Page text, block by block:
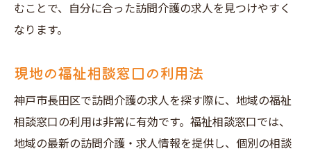
自己分析を通じて希望を明確にする
将来のキャリアプランを立てる
ワークライフバランスを重視する
見学時に確認したい職場環境
むことで、自分に合った訪問介護の求人を見つけやすく
なります。
現地の福祉相談窓口の利用法
神戸市長田区で訪問介護の求人を探す際に、地域の福祉
相談窓口の利用は非常に有効です。福祉相談窓口では、
地域の最新の訪問介護・求人情報を提供し、個別の相談